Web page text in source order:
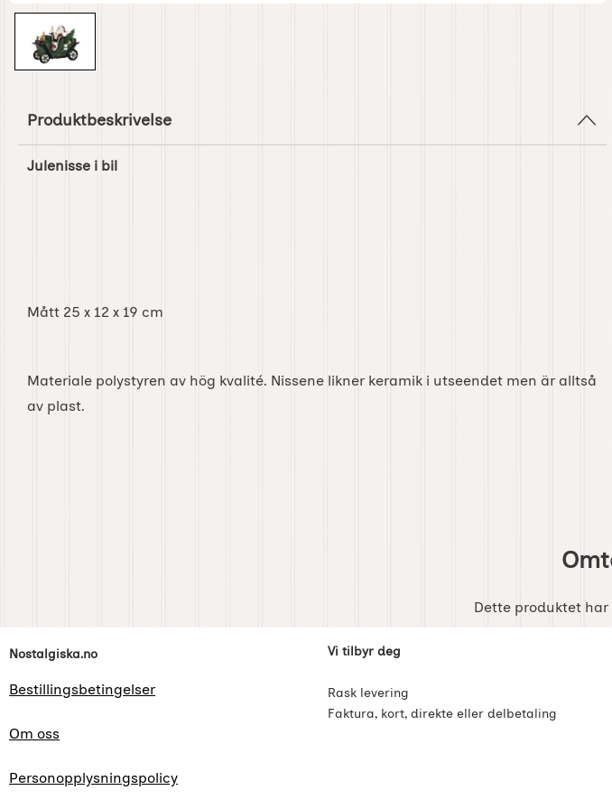
Produktbeskrivelse
Julenisse i bil
Mått 25 x 12 x 19 cm
Materiale polystyren av hög kvalité. Nissene likner keramik i utseendet men är alltså
av plast.
Dette produktet
Footer-innhold Blandet informasjon og lenker
Nostalgiska.no
Bestillingsbetingelser
Om oss
Personopplysningspolicy
Vi tilbyr deg
Rask levering
Faktura, kort, direkte eller delbetaling